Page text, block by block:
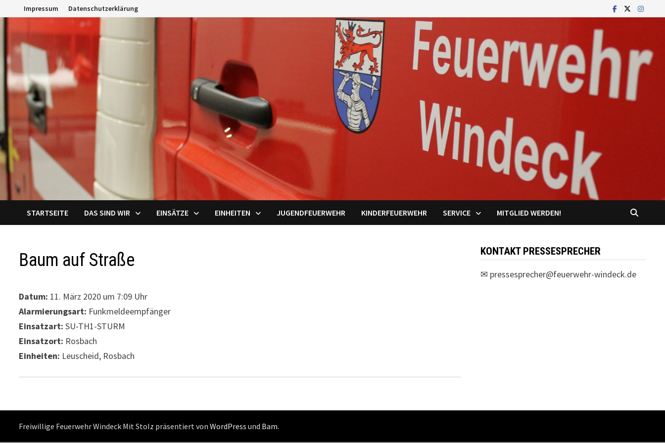
Inhalt
springen
Impressum Datenschutzerklärung
STARTSEITE DAS SIND WIR EINSÄTZE EINHEITEN JUGENDFEUERWEHR KINDERFEUERWEHR SERVICE MITGLIED WERDEN!
Baum auf Straße
Datum: 11. März 2020 um 7:09 Uhr
Alarmierungsart: Funkmeldeempfänger
Einsatzart: SU-TH1-STURM
Einsatzort: Rosbach
Einheiten: Leuscheid, Rosbach
KONTAKT PRESSESPRECHER
✉ pressesprecher@feuerwehr-windeck.de
Freiwillige Feuerwehr Windeck Mit Stolz präsentiert vonWordPress und Bam.